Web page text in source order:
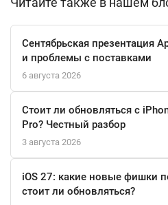
Сентябрьская презентация
и проблемы с поставками
6 августа 2026
Стоит ли обновляться с
Pro? Честный разбор
3 августа 2026
iOS 27: какие новые фишки
стоит ли обновляться?